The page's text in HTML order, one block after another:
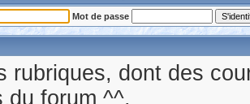
Mot de passe
rubriques, dont des
du forum ^^.